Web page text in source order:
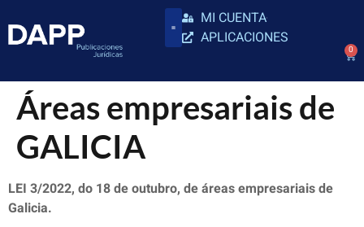
MI CUENTA
APLICACIONES
0
Áreas empresariais de
GALICIA
LEI 3/2022, do 18 de outubro, de áreas empresariais de
Galicia.